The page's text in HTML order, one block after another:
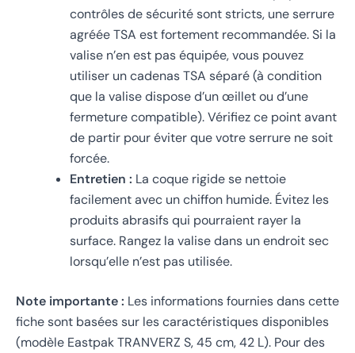
contrôles de sécurité sont stricts, une serrure
agréée TSA est fortement recommandée. Si la
valise n’en est pas équipée, vous pouvez
utiliser un cadenas TSA séparé (à condition
que la valise dispose d’un œillet ou d’une
fermeture compatible). Vérifiez ce point avant
de partir pour éviter que votre serrure ne soit
forcée.
Entretien : La coque rigide se nettoie
facilement avec un chiffon humide. Évitez les
produits abrasifs qui pourraient rayer la
surface. Rangez la valise dans un endroit sec
lorsqu’elle n’est pas utilisée.
Note importante : Les informations fournies dans cette
fiche sont basées sur les caractéristiques disponibles
(modèle Eastpak TRANVERZ S, 45 cm, 42 L). Pour des